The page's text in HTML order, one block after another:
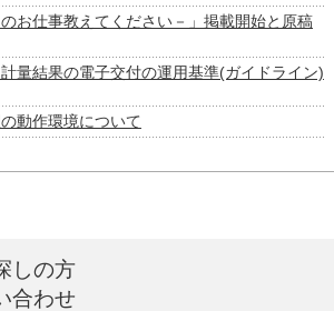
のお仕事教えてください－」掲載開始と原稿
量結果の電子交付の運用基準(ガイドライン)
動作環境について
しの方
合わせ